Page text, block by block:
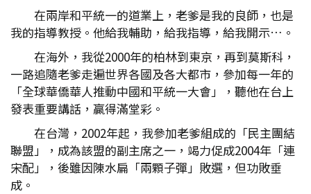
在兩岸和平統一的道業上，老爹是我的良師，也是
我的指導教授。他給我輔助，給我指導，給我開示…。
在海外，我從2000年的柏林到東京，再到莫斯科，
一路追隨老爹走遍世界各國及各大都市，參加每一年的
「全球華僑華人推動中國和平統一大會」，聽他在台上
發表重要講話，贏得滿堂彩。
在台灣，2002年起，我參加老爹組成的「民主團結
聯盟」，成為該盟的副主席之一，竭力促成2004年「連
宋配」，後雖因陳水扁「兩顆子彈」敗選，但功敗垂
成。